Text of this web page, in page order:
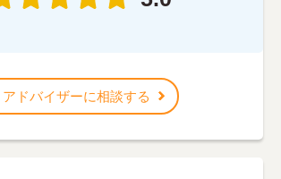
アドバイザーに相談する